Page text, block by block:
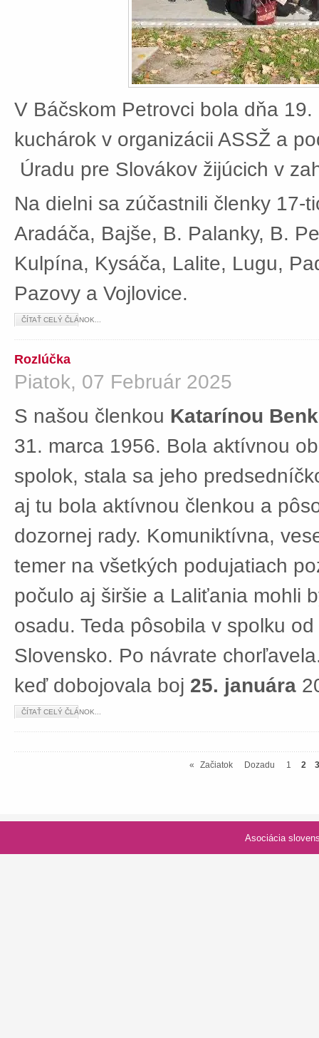
V Báčskom Petrovci bola dňa
kuchárok v organizácii ASSŽ a
Úradu pre Slovákov žijúcich v
Na dielni sa zúčastnili členky 17-
Aradáča, Bajše, B. Palanky, B.
Kulpína, Kysáča, Lalite, Lugu,
Pazovy a Vojlovice.
ČÍTAŤ CELÝ ČLÁNOK...
Rozlúčka
Piatok, 07 Február 2025
S našou členkou Katarínou
31. marca 1956. Bola aktívnou
spolok, stala sa jeho
aj tu bola aktívnou členkou a
dozornej rady. Komuniktívna,
temer na všetkých podujatiach
počulo aj širšie a Laliťania mohli
osadu. Teda pôsobila v spolku
Slovensko. Po návrate
keď dobojovala boj 25. januára
ČÍTAŤ CELÝ ČLÁNOK...
« Začiatok Dozadu 1 2 3
Asociácia slovenských